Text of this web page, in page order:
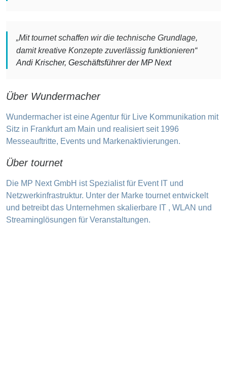
„Mit tournet schaffen wir die technische Grundlage,
damit kreative Konzepte zuverlässig funktionieren“
Andi Krischer, Geschäftsführer der MP Next
Über Wundermacher
Wundermacher ist eine Agentur für Live Kommunikation mit
Sitz in Frankfurt am Main und realisiert seit 1996
Messeauftritte, Events und Markenaktivierungen.
Über tournet
Die MP Next GmbH ist Spezialist für Event IT und
Netzwerkinfrastruktur. Unter der Marke tournet entwickelt
und betreibt das Unternehmen skalierbare IT , WLAN und
Streaminglösungen für Veranstaltungen.